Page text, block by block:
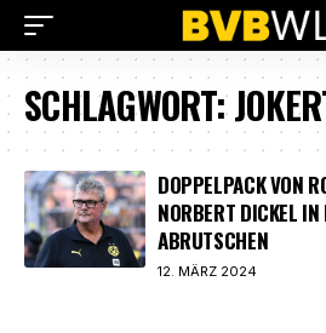
SCHLAGWORT:
DOPPELPACK VON
NORBERT DICKEL
ABRUTSCHEN
12. MÄRZ 2024